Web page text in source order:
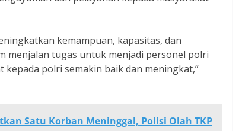
kemampuan, kapasitas, dan
menjalan tugas untuk menjadi personel polri
kepada polri semakin baik dan meningkat,”
Satu Korban Meninggal, Polisi Olah TKP